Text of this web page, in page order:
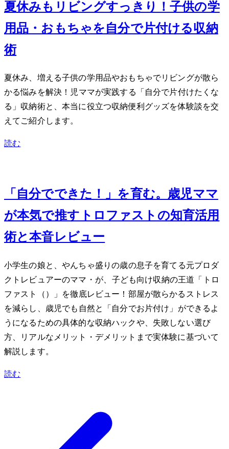
夏休みもリビングすっきり！子供の学
用品・おもちゃを自分で片付ける収納
術
夏休み、増える子供の学用品やおもちゃでリビングが散ら
かる悩みを解決！2児ママが実践する「自分で片付けたくな
る」収納術と、本当に役立つ収納便利グッズを体験談を交
えてご紹介します。
読む
「自分でできた！」を育む。3歳児ママ
が本気で推すIKEAトロファストの知育活用
術と本音レビュー
小学生の娘と、やんちゃ盛りの3歳の息子を育てる元プロダ
クトレビュアーのママ・Mioが、子ども向け収納の王道「IKEA トロ
ファスト（TROFAST）」を徹底レビュー！部屋が散らかるストレス
を減らし、3歳児でも自然と「自分でお片付け」ができるよ
うになるための具体的な収納ハックや、失敗しない選び
方、リアルなメリット・デメリットまで実体験に基づいて
解説します。
読む